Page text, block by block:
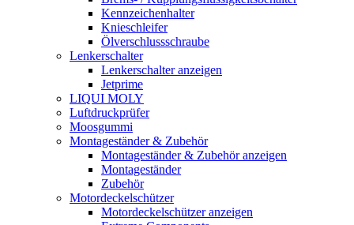
Kennzeichenhalter
Knieschleifer
Ölverschlussschraube
Lenkerschalter
Lenkerschalter anzeigen
Jetprime
LIQUI MOLY
Luftdruckprüfer
Moosgummi
Montageständer & Zubehör
Montageständer & Zubehör anzeigen
Montageständer
Zubehör
Motordeckelschützer
Motordeckelschützer anzeigen